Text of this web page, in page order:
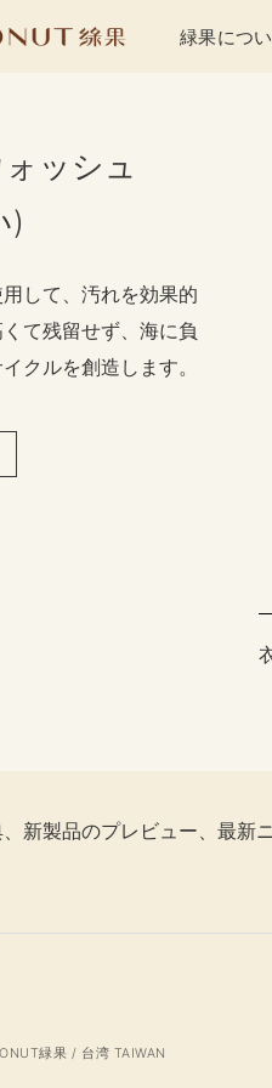
緑果につ
ッシュ
)
して、汚れを効果的
て残留せず、海に負
クルを創造します。
新製品のプレビュー、最新
緑果 / 台湾 TAIWAN